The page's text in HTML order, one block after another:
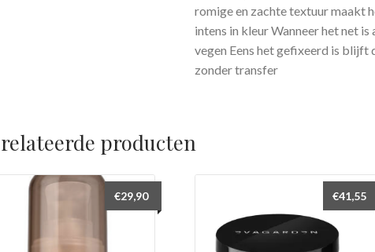
romige en zachte textuur maakt
intens in kleur Wanneer het net
vegen Eens het gefixeerd is
zonder transfer
producten
€29,90 €41,55